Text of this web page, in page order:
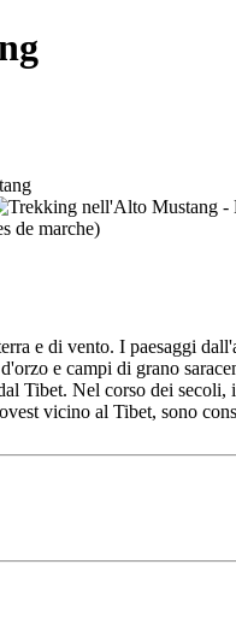
e di vento. I paesaggi
e campi di grano
Tibet. Nel corso dei
vicino al Tibet, sono